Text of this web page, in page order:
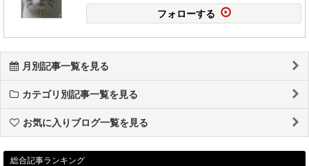
フォローする
月別記事一覧を見る
カテゴリ別記事一覧を見る
お気に入りブログ一覧を見る
総合記事ランキング